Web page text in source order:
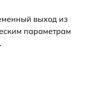
выход из
параметрам